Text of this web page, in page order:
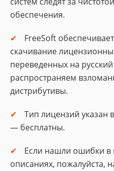
обеспечения.
FreeSoft
скачивание
переведенных на
распространяем
дистрибутивы.
Тип лицензий указан
— бесплатны.
Если нашли ошибки в
описаниях, пожалуйста,